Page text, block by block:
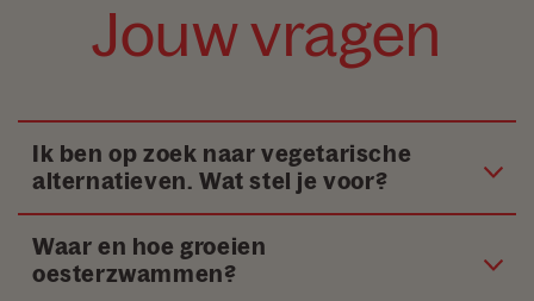
Jouw vragen
Ik ben op zoek naar vegetarische
alternatieven. Wat stel je voor?
Waar en hoe groeien
oesterzwammen?